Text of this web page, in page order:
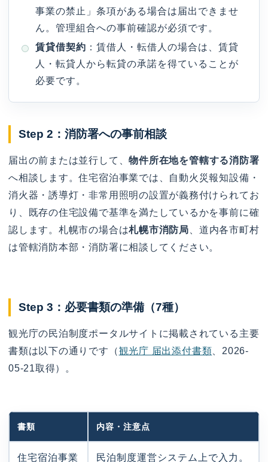
事業の禁止」条項がある場合は届出できませ
ん。管理組合への事前確認が必須です。
賃貸借契約 ：賃借人・転借人の場合は、賃貸
人・転貸人から転貸の承諾を得ていることが
必要です。
Step 2：消防署への事前相談
届出の前または並行して、物件所在地を管轄する消防署
へ相談します。住宅宿泊事業では、自動火災報知設備・
消火器・誘導灯・非常用照明の設置が義務付けられてお
り、既存の住宅設備で基準を満たしているかを事前に確
認します。札幌市の場合は札幌市消防局、道内各市町村
は管轄消防本部・消防署に相談してください。
Step 3：必要書類の準備（7種）
観光庁の民泊制度ポータルサイトに掲載されている主要
書類は以下の通りです（観光庁 届出添付書類、2026-
05-21取得）。
書類 内容・注意点
住宅宿泊事業 民泊制度運営システム上で入力。